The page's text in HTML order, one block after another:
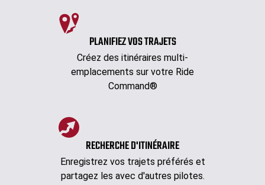
PLANIFIEZ VOS TRAJETS
Créez des itinéraires multi-
emplacements sur votre Ride
Command®
RECHERCHE D'ITINÉRAIRE
Enregistrez vos trajets préférés et
partagez les avec d'autres pilotes.